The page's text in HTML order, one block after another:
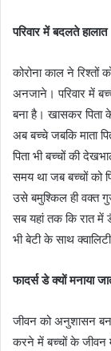
परिवार में बदलते हालात
कोरोना काल ने रिश्तों
अनजाने। परिवार में
बना है। खासकर पिता
अब बच्चे जबकि माता
पिता भी बच्चों की
समय था जब बच्चों को
उसे बमुश्किल ही वक्त
सब यहां तक कि रात में
भी बेटी के साथ
फादर्स डे क्यों मनाया
जीवन को अनुशासन
करने में बच्चों के जीवन